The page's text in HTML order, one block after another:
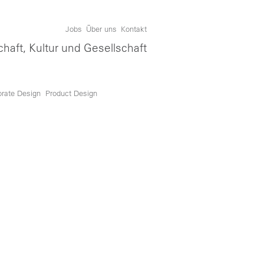
Kultur und Gesellschaft
Jobs Über uns Kontakt
Design Product Design